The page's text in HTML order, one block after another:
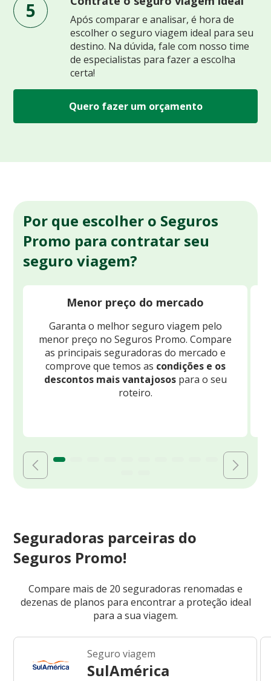
5
Após comparar e analisar, é hora de
escolher o seguro viagem ideal para seu
destino. Na dúvida, fale com nosso time
de especialistas para fazer a escolha
certa!
Quero fazer um orçamento
Por que escolher o Seguros
Promo para contratar seu
seguro viagem?
Menor preço do mercado
Garanta o melhor seguro viagem pelo
menor preço no Seguros Promo. Compare
as principais seguradoras do mercado e
comprove que temos as condições e os
descontos mais vantajosospara o seu
roteiro.
Seguradoras parceiras do
Seguros Promo!
Compare mais de 20 seguradoras renomadas e
dezenas de planos para encontrar a proteção ideal
para a sua viagem.
Seguro viagem
SulAmérica